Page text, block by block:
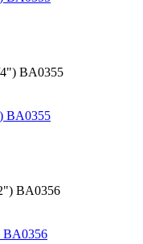
BA0355
BA0356